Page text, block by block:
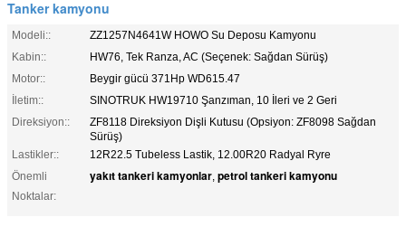
Tanker kamyonu
Modeli::
ZZ1257N4641W HOWO Su Deposu Kamyonu
Kabin::
HW76, Tek Ranza, AC (Seçenek: Sağdan Sürüş)
Motor::
Beygir gücü 371Hp WD615.47
İletim::
SINOTRUK HW19710 Şanzıman, 10 İleri ve 2 Geri
Direksiyon::
ZF8118 Direksiyon Dişli Kutusu (Opsiyon: ZF8098 Sağdan
Sürüş)
Lastikler::
12R22.5 Tubeless Lastik, 12.00R20 Radyal Ryre
Önemli
Noktalar:
yakıt tankeri kamyonlar, petrol tankeri kamyonu